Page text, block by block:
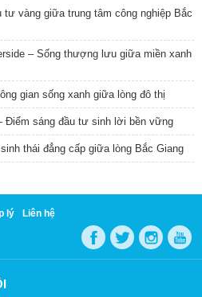
vàng giữa trung tâm công nghiệp Bắc
– Sống thượng lưu giữa miền xanh
gian sống xanh giữa lòng đô thị
Điểm sáng đầu tư sinh lời bền vững
thái đẳng cấp giữa lòng Bắc Giang
lý Liên hệ